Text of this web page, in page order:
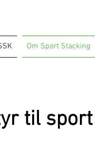
Om Sport Stacking
til